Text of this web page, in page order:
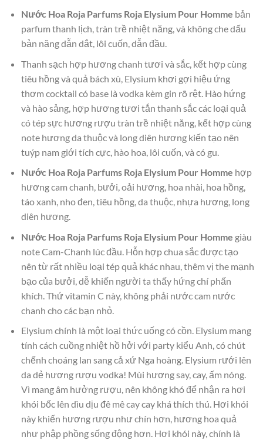
Nước Hoa Roja Parfums Roja Elysium Pour Homme bản
parfum thanh lịch, tràn trề nhiệt năng, và không che dấu
bản năng dẫn dắt, lôi cuốn, dẫn đầu.
Thanh sạch hợp hương chanh tươi và sắc, kết hợp cùng
tiêu hồng và quả bách xù, Elysium khơi gợi hiệu ứng
thơm cocktail có base là vodka kèm gin rõ rệt. Hào hứng
và hào sảng, hợp hương tươi tắn thanh sắc các loại quả
có tép sực hương rượu tràn trề nhiệt năng, kết hợp cùng
note hương da thuộc và long diên hương kiến tạo nên
tuýp nam giới tích cực, hào hoa, lôi cuốn, và có gu.
Nước Hoa Roja Parfums Roja Elysium Pour Homme hợp
hương cam chanh, bưởi, oải hương, hoa nhài, hoa hồng,
táo xanh, nho đen, tiêu hồng, da thuộc, nhựa hương, long
diên hương.
Nước Hoa Roja Parfums Roja Elysium Pour Homme giàu
note Cam-Chanh lúc đầu. Hỗn hợp chua sắc được tạo
nên từ rất nhiều loại tép quả khác nhau, thêm vị the mạnh
bạo của bưởi, dễ khiến người ta thấy hứng chí phấn
khích. Thứ vitamin C này, không phải nước cam nước
chanh cho các bạn nhỏ.
Elysium chính là một loại thức uống có cồn. Elysium mang
tính cách cuồng nhiệt hồ hởi với party kiểu Anh, có chút
chếnh choáng lan sang cả xứ Nga hoàng. Elysium rưới lên
da dẻ hương rượu vodka! Mùi hương say, cay, ấm nóng.
Vì mang âm hưởng rượu, nên không khó để nhận ra hơi
khói bốc lên dìu dịu đê mê cay cay khá thích thú. Hơi khói
này khiến hương rượu như chín hơn, hương hoa quả
như phập phồng sống động hơn. Hơi khói này, chính là